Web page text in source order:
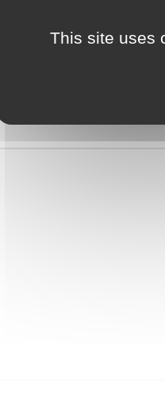
This site uses
FranceConnect est la